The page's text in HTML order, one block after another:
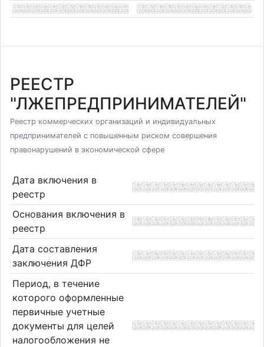
РЕЕСТР
"ЛЖЕПРЕДПРИНИМАТЕЛЕЙ"
Реестр коммерческих организаций и индивидуальных
предпринимателей с повышенным риском совершения
правонарушений в экономической сфере
Дата включения в
реестр
Основания включения в
реестр
Дата составления
заключения ДФР
Период, в течение
которого оформленные
первичные учетные
документы для целей
налогообложения не